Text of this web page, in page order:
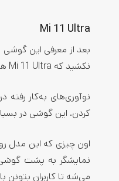
Mi 11 Ultra
بعد از معرفی این
نکشید که Mi 11 Ultra هم به لیست پرفروش‌ترین گوشی‌های شیائومی اضافه شد.
نوآوری‌های به‌کار
کردن. این گوشی در
اون چیزی که این مدل
نمایشگر به پشت گوشی،
می‌شه تا کاربران بتونن